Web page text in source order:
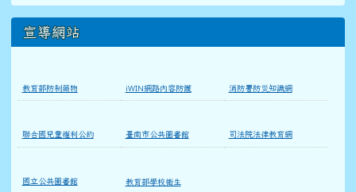
宣導網站
教育部防制藥物 iWIN網路內容防護 消防署防災知識網
聯合國兒童權利公約 臺南市公共圖書館 司法院法律教育網
國立公共圖書館 教育部學校衛生